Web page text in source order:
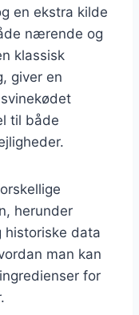
en ekstra kilde
nærende og
klassisk
giver en
til både
herunder
historiske data
man kan
for